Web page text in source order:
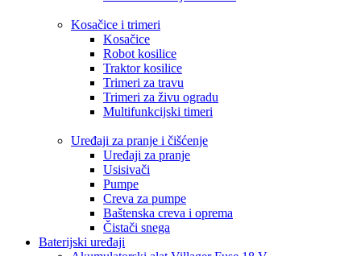
Kosačice i trimeri
Kosačice
Robot kosilice
Traktor kosilice
Trimeri za travu
Trimeri za živu ogradu
Multifunkcijski timeri
Uređaji za pranje i čišćenje
Uređaji za pranje
Usisivači
Pumpe
Creva za pumpe
Baštenska creva i oprema
Čistači snega
Baterijski uređaji